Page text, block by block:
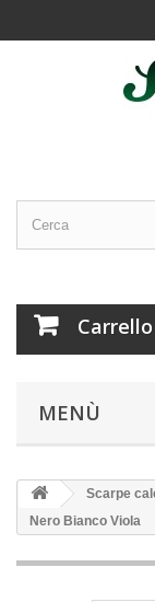
Carrello
MENÙ
Scarpe
Nero Bianco Viola